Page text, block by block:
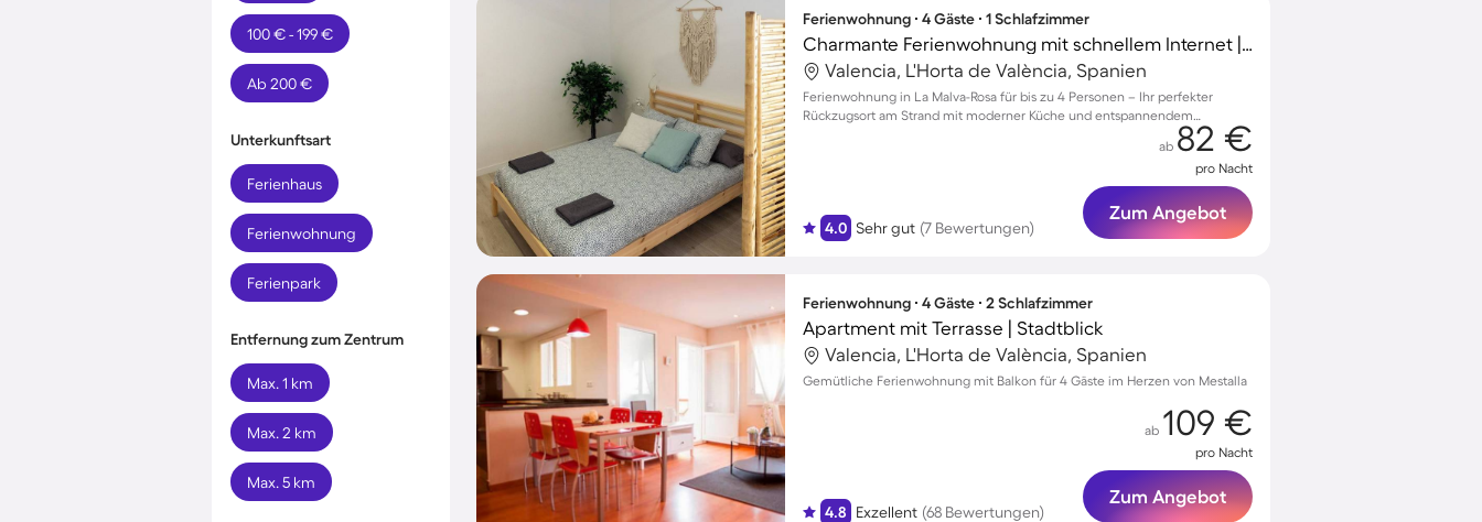
100 € - 199 €
Ab 200 €
Unterkunftsart
Ferienhaus
Ferienwohnung
Ferienpark
Entfernung zum Zentrum
Max. 1 km
Max. 2 km
Max. 5 km
Ferienwohnung ∙ 4 Gäste ∙ 1 Schlafzimmer
Charmante Ferienwohnung mit schnellem Internet | Gartenblick | Nah am Strand | Ideal für Homeoffice
Valencia, L'Horta de València, Spanien
Ferienwohnung in La Malva-Rosa für bis zu 4 Personen – Ihr perfekter
Rückzugsort am Strand mit moderner Küche und entspannendem
4.0 Sehr gut (7 Bewertungen)
ab 82 €
pro Nacht
Zum Angebot
Ferienwohnung ∙ 4 Gäste ∙ 2 Schlafzimmer
Apartment mit Terrasse | Stadtblick
Valencia, L'Horta de València, Spanien
Gemütliche Ferienwohnung mit Balkon für 4 Gäste im Herzen von Mestalla
4.8 Exzellent (68 Bewertungen)
ab 109 €
pro Nacht
Zum Angebot